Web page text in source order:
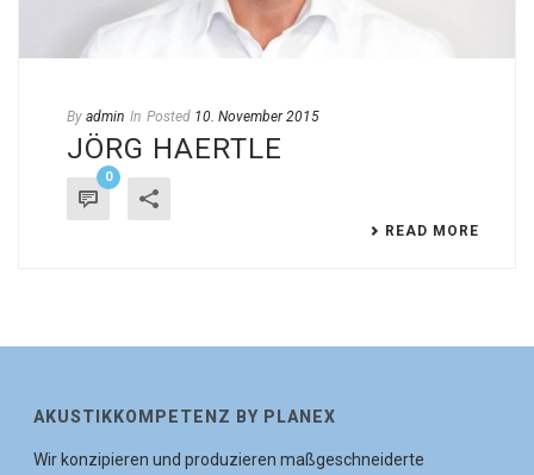
By admin In Posted 10. November 2015
JÖRG HAERTLE
0
READ MORE
AKUSTIKKOMPETENZ BY PLANEX
Wir konzipieren und produzieren maßgeschneiderte